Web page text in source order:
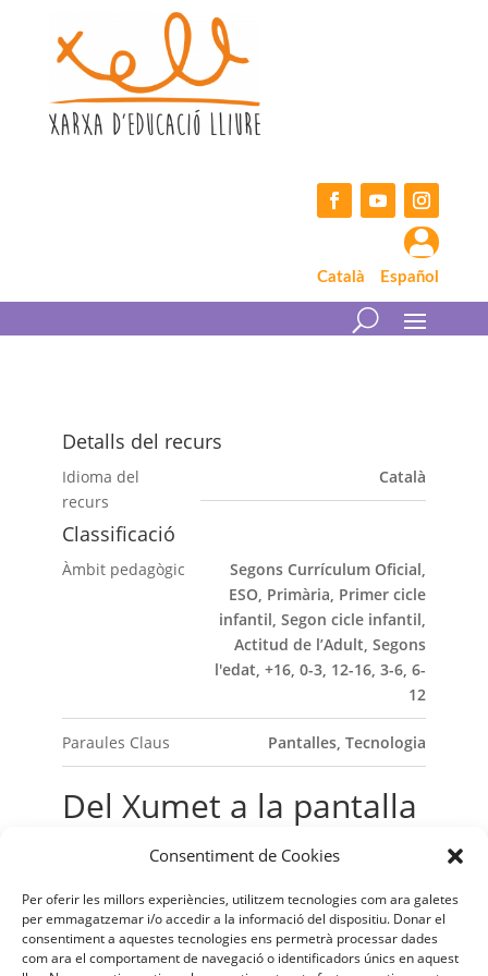
Consentiment de Cookies
Per oferir les millors experiències, utilitzem tecnologies com ara galetes
per emmagatzemar i/o accedir a la informació del dispositiu. Donar el
consentiment a aquestes tecnologies ens permetrà processar dades
com ara el comportament de navegació o identificadors únics en aquest
YouTubeInstagram

Català Español
Detalls del recurs
Idioma del
recurs
Català
Classificació
Àmbit pedagògic
Segons Currículum Oficial,
ESO, Primària, Primer cicle
infantil, Segon cicle infantil,
Actitud de l’Adult, Segons
l'edat, +16, 0-3, 12-16, 3-6, 6-
12
Paraules Claus Pantalles, Tecnologia
Del Xumet a la pantalla